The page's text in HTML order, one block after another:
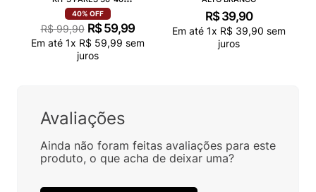
VN000QCAJU4
40% OFF
R$ 99,90 R$ 59,99
Em até 1x R$ 59,99 sem
juros
R$ 39,90
Em até 1x R$ 39,90 sem
juros
Avaliações
Ainda não foram feitas avaliações para este
produto, o que acha de deixar uma?